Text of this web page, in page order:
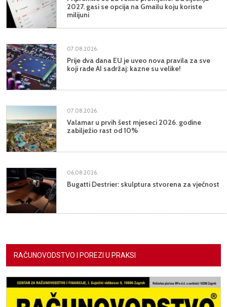
2027. gasi se opcija na Gmailu koju koriste
milijuni
07.08.2026.
Prije dva dana EU je uveo nova pravila za sve
koji rade AI sadržaj: kazne su velike!
07.08.2026.
Valamar u prvih šest mjeseci 2026. godine
zabilježio rast od 10%
06.08.2026.
Bugatti Destrier: skulptura stvorena za vječnost
RAČUNOVODSTVO I POREZI U PRAKSI